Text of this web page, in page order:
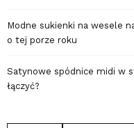
Modne sukienki na wesele
o tej porze roku
Satynowe spódnice midi w
łączyć?